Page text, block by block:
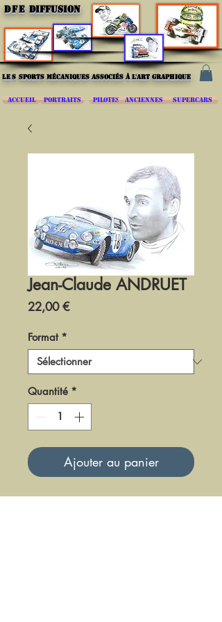
DFE DIFFUSION
les sports mécaniques associés à l'art graphique
ACCUEIL PORTRAITS PILOTES ANCIENNES SUPERCARS
Jean-Claude ANDRUET
22,00 €Prix
Format *
Quantité *
Ajouter au panier